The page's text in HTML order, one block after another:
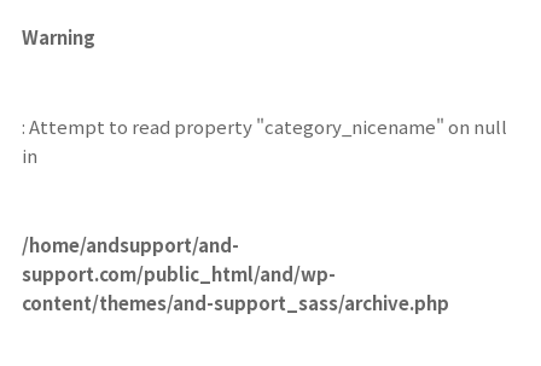
Warning
: Attempt to read property "category_nicename" on null
in
/home/andsupport/and-
support.com/public_html/and/wp-
content/themes/and-support_sass/archive.php